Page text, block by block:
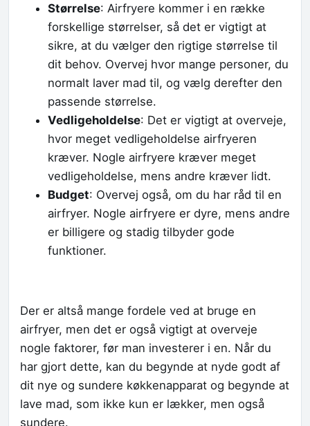
Størrelse: Airfryere kommer i en række
forskellige størrelser, så det er vigtigt at
sikre, at du vælger den rigtige størrelse til
dit behov. Overvej hvor mange personer, du
normalt laver mad til, og vælg derefter den
passende størrelse.
Vedligeholdelse: Det er vigtigt at overveje,
hvor meget vedligeholdelse airfryeren
kræver. Nogle airfryere kræver meget
vedligeholdelse, mens andre kræver lidt.
Budget: Overvej også, om du har råd til en
airfryer. Nogle airfryere er dyre, mens andre
er billigere og stadig tilbyder gode
funktioner.
Der er altså mange fordele ved at bruge en
airfryer, men det er også vigtigt at overveje
nogle faktorer, før man investerer i en. Når du
har gjort dette, kan du begynde at nyde godt af
dit nye og sundere køkkenapparat og begynde at
lave mad, som ikke kun er lækker, men også
sundere.